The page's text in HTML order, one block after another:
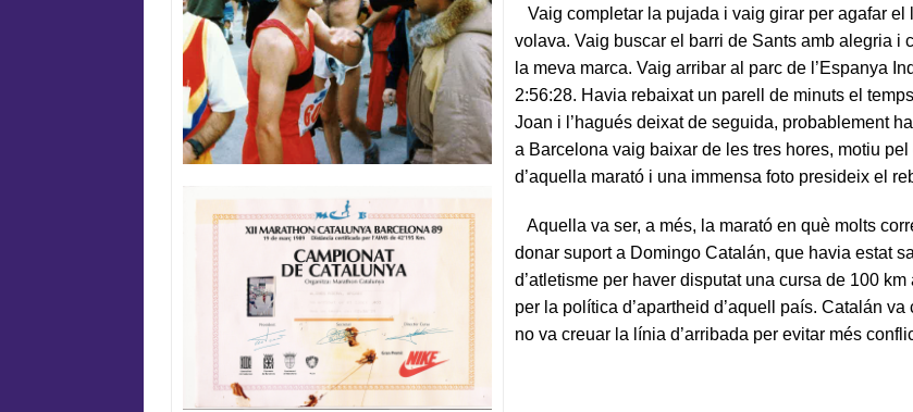
Vaig completar la pujada i vaig girar per agafar
volava. Vaig buscar el barri de Sants amb alegria i
la meva marca. Vaig arribar al parc de l’Espanya
2:56:28. Havia rebaixat un parell de minuts el
Joan i l’hagués deixat de seguida, probablement
a Barcelona vaig baixar de les tres hores, motiu
d’aquella marató i una immensa foto presideix el
Aquella va ser, a més, la marató en què molts
donar suport a Domingo Catalán, que havia estat
d’atletisme per haver disputat una cursa de 100
per la política d’apartheid d’aquell país. Catalán
no va creuar la línia d’arribada per evitar més